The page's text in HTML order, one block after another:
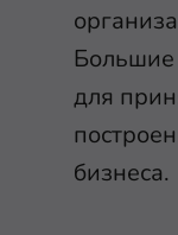
для
бизнеса.